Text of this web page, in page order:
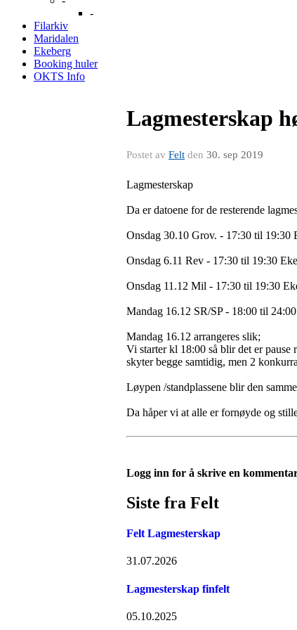
-
Filarkiv
Maridalen
Ekeberg
Booking huler
OKTS Info
Lagmesterskap
Postet av Felt den 30. sep 2019
Lagmesterskap
Da er datoene for de resterende
Onsdag 30.10 Grov. - 17:30 til 19:30
Onsdag 6.11 Rev - 17:30 til 19:30
Onsdag 11.12 Mil - 17:30 til 19:30
Mandag 16.12 SR/SP - 18:00 til
Mandag 16.12 arrangeres slik;
Vi starter kl 18:00 så blir det er
skyter begge samtidig, men 2
Løypen /standplassene blir den
Da håper vi at alle er fornøyde og
Logg inn for å skrive en
Siste fra Felt
Felt Lagmesterskap
31.07.2026
Lagmesterskap finfelt
05.10.2025